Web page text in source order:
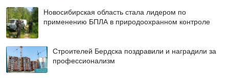
Новосибирская область стала лидером по
применению БПЛА в природоохранном контроле
Строителей Бердска поздравили и наградили за
профессионализм